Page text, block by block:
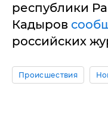
республики
Кадыров
российских
Происшествия